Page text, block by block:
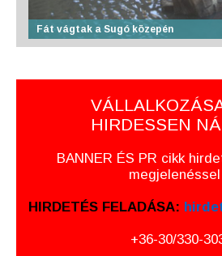
Fát vágtak a Sugó közepén
HIRDESSEN
BANNER ÉS PR cikk
HIRDETÉS FELADÁSA:
+36-30/330-